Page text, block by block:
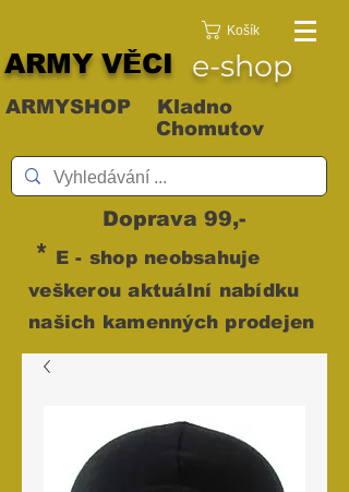
Košík
e-shop
ARMY VĚCI
ARMYSHOP Kladno
Chomutov
Doprava 99,-
* E - shop neobsahuje
veškerou aktuální nabídku
našich kamenných prodejen